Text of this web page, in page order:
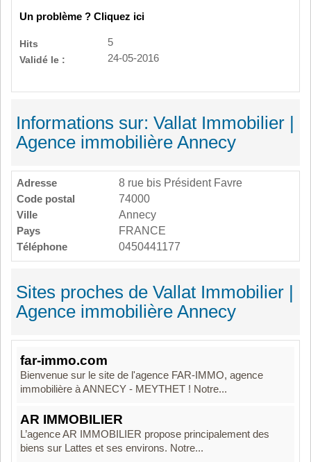
Un problème ? Cliquez ici
Hits
5
Validé le :
24-05-2016
Informations sur: Vallat Immobilier |
Agence immobilière Annecy
Adresse
8 rue bis Président Favre
Code postal
74000
Ville
Annecy
Pays
FRANCE
Téléphone
0450441177
Sites proches de Vallat Immobilier |
Agence immobilière Annecy
far-immo.com
Bienvenue sur le site de l'agence FAR-IMMO, agence
immobilière à ANNECY - MEYTHET ! Notre...
AR IMMOBILIER
L’agence AR IMMOBILIER propose principalement des
biens sur Lattes et ses environs. Notre...